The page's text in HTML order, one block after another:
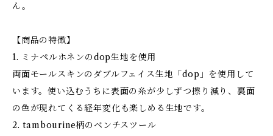
ん。
【商品の特徴】
1. ミナペルホネンのdop生地を使用
両面モールスキンのダブルフェイス生地「dop」を使用して
います。使い込むうちに表面の糸が少しずつ擦り減り、裏面
の色が現れてくる経年変化も楽しめる生地です。
2. tambourine柄のベンチスツール